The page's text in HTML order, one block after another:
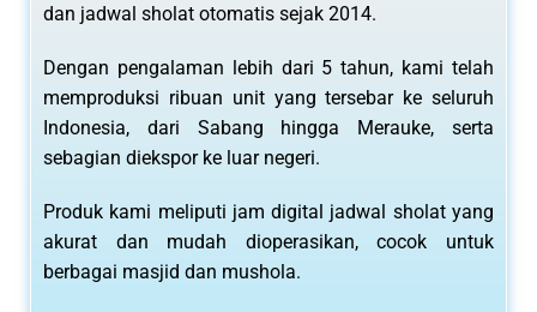
dan jadwal sholat otomatis sejak 2014.
Dengan pengalaman lebih dari 5 tahun, kami telah
memproduksi ribuan unit yang tersebar ke seluruh
Indonesia, dari Sabang hingga Merauke, serta
sebagian diekspor ke luar negeri.
Produk kami meliputi jam digital jadwal sholat yang
akurat dan mudah dioperasikan, cocok untuk
berbagai masjid dan mushola.